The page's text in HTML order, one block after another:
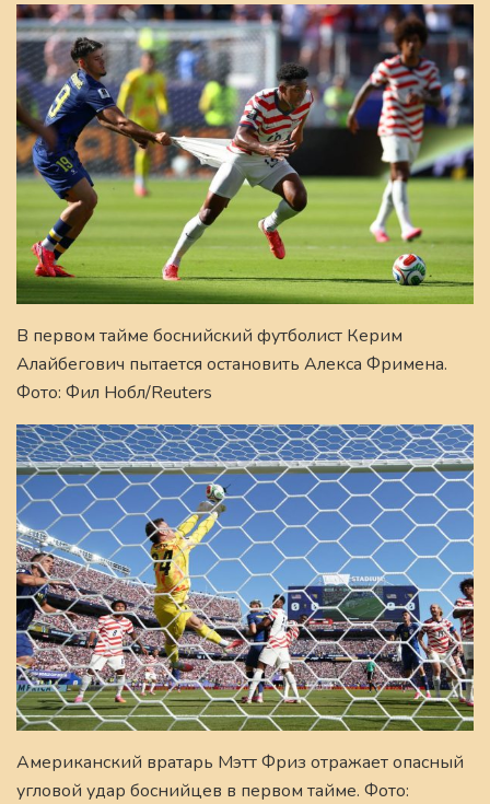
В первом тайме боснийский футболист Керим
Алайбегович пытается остановить Алекса Фримена.
Фото: Фил Нобл/Reuters
Американский вратарь Мэтт Фриз отражает опасный
угловой удар боснийцев в первом тайме. Фото: